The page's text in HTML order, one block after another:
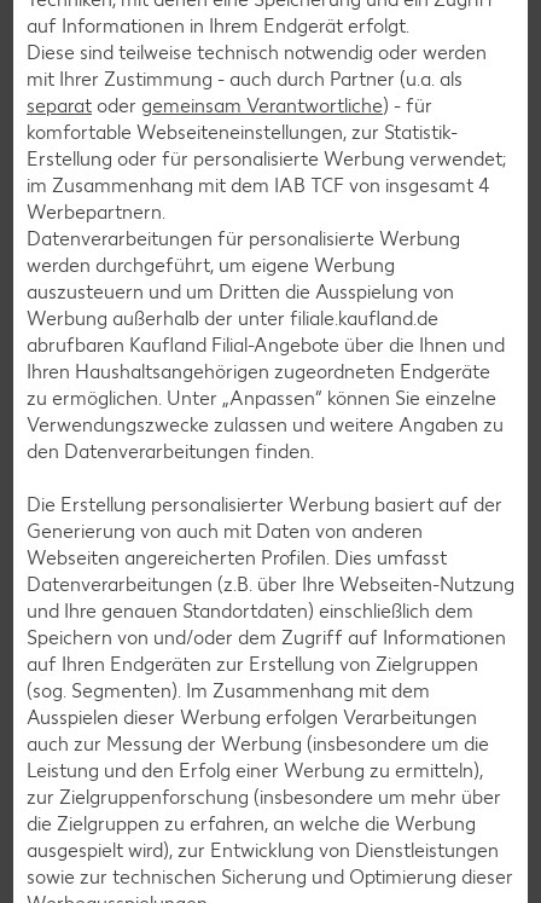
Salat-Rezepte
Spargel-Rezepte
Fleisch-Rezepte
Fisch-Rezepte
Geflügel-Rezepte
Lamm-Rezepte
Grill-Rezepte
Muffin-Rezepte
Apfelkuchen-Rezepte
Torten-Rezepte
Eis-Rezepte
Pfannkuchen-Rezepte
Plätzchen-Rezepte
Smoothie-Rezepte
Bowle-Rezepte
Cocktail-Rezepte
Avocado-Rezepte
Erdbeer-Rezepte
auf Informationen in Ihrem Endgerät erfolgt.
Diese sind teilweise technisch notwendig oder werden
mit Ihrer Zustimmung - auch durch Partner (u.a. als
separat oder gemeinsam Verantwortliche) - für
komfortable Webseiteneinstellungen, zur Statistik-
Erstellung oder für personalisierte Werbung verwendet;
im Zusammenhang mit dem IAB TCF von insgesamt 4
Werbepartnern.
Datenverarbeitungen für personalisierte Werbung
werden durchgeführt, um eigene Werbung
auszusteuern und um Dritten die Ausspielung von
Werbung außerhalb der unter filiale.kaufland.de
abrufbaren Kaufland Filial-Angebote über die Ihnen und
Ihren Haushaltsangehörigen zugeordneten Endgeräte
zu ermöglichen. Unter „Anpassen“ können Sie einzelne
Verwendungszwecke zulassen und weitere Angaben zu
den Datenverarbeitungen finden.
Die Erstellung personalisierter Werbung basiert auf der
Generierung von auch mit Daten von anderen
Webseiten angereicherten Profilen. Dies umfasst
Datenverarbeitungen (z.B. über Ihre Webseiten-Nutzung
und Ihre genauen Standortdaten) einschließlich dem
Speichern von und/oder dem Zugriff auf Informationen
auf Ihren Endgeräten zur Erstellung von Zielgruppen
(sog. Segmenten). Im Zusammenhang mit dem
Ausspielen dieser Werbung erfolgen Verarbeitungen
auch zur Messung der Werbung (insbesondere um die
Leistung und den Erfolg einer Werbung zu ermitteln),
zur Zielgruppenforschung (insbesondere um mehr über
die Zielgruppen zu erfahren, an welche die Werbung
ausgespielt wird), zur Entwicklung von Dienstleistungen
sowie zur technischen Sicherung und Optimierung dieser